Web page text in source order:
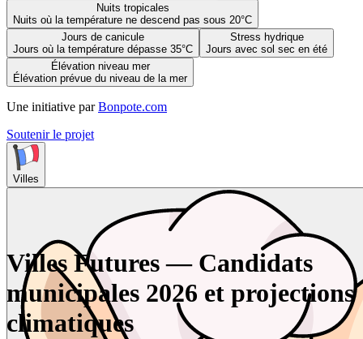
Nuits tropicales
Nuits où la température ne descend pas sous 20°C
Jours de canicule
Jours où la température dépasse 35°C
Stress hydrique
Jours avec sol sec en été
Élévation niveau mer
Élévation prévue du niveau de la mer
Une initiative par Bonpote.com
Soutenir le projet
Villes
Villes Futures — Candidats
municipales 2026 et projections
climatiques